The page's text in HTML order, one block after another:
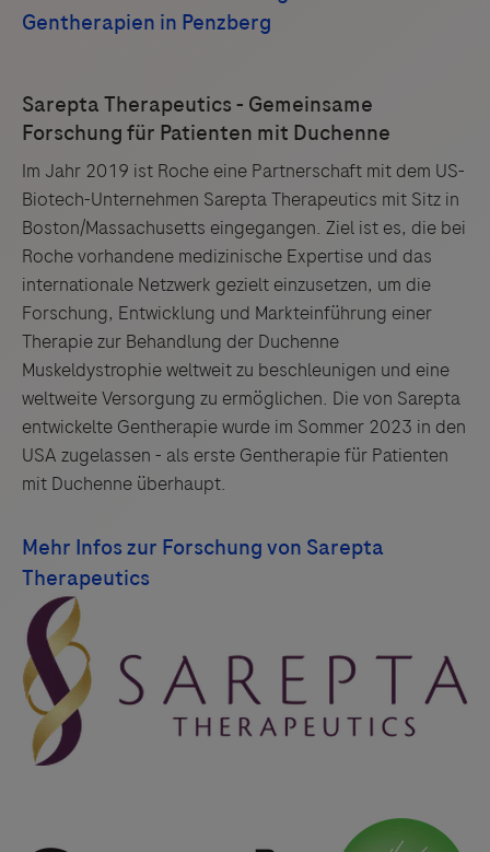
Im Jahr 2019 ist Roche eine Partnerschaft mit dem US-
Biotech-Unternehmen Sarepta Therapeutics mit Sitz in
Boston/Massachusetts eingegangen. Ziel ist es, die bei
Roche vorhandene medizinische Expertise und das
internationale Netzwerk gezielt einzusetzen, um die
Forschung, Entwicklung und Markteinführung einer
Therapie zur Behandlung der Duchenne
Muskeldystrophie weltweit zu beschleunigen und eine
weltweite Versorgung zu ermöglichen. Die von Sarepta
entwickelte Gentherapie wurde im Sommer 2023 in den
USA zugelassen - als erste Gentherapie für Patienten
mit Duchenne überhaupt.